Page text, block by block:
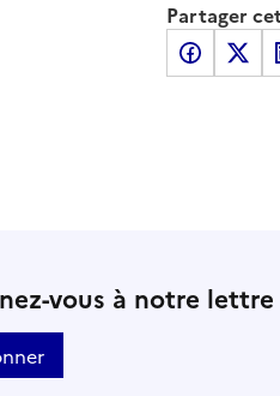
Partager
Partager sur
Partager
vous à notre